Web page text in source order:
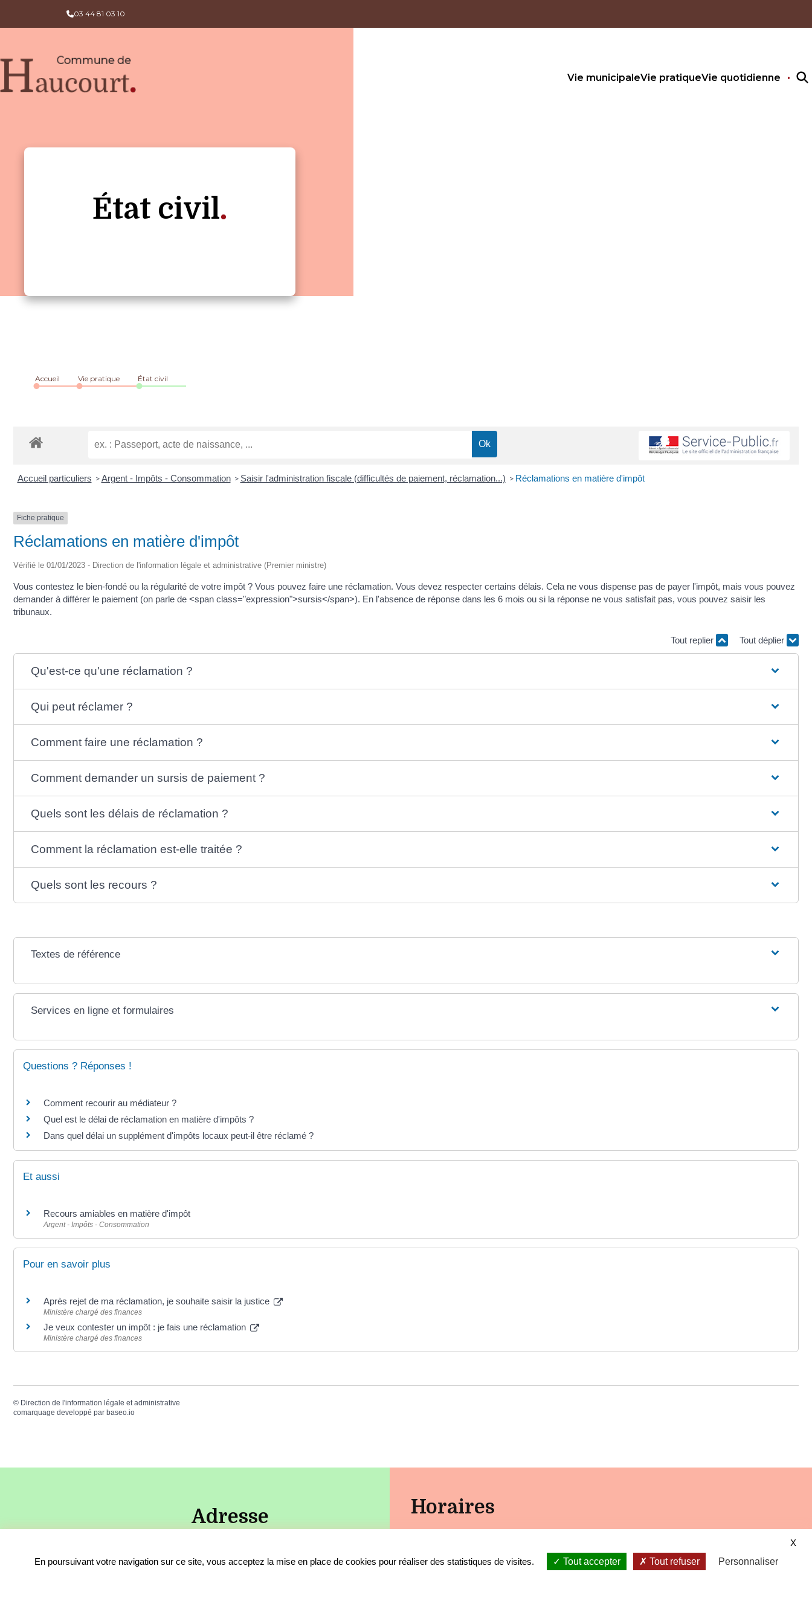
03 44 81 03 10
Vie municipaleVie pratiqueVie quotidienne
État civil
Accueil Vie pratique État civil
Accueil particuliers > Argent - Impôts - Consommation > Saisir l'administration fiscale (difficultés de paiement, réclamation...) > Réclamations en matière d'impôt
Fiche pratique
Réclamations en matière d'impôt
Vérifié le 01/01/2023 - Direction de l'information légale et administrative (Premier ministre)
Vous contestez le bien-fondé ou la régularité de votre impôt ? Vous pouvez faire une réclamation. Vous devez respecter certains délais. Cela ne vous dispense pas de payer l'impôt, mais vous pouvez
demander à différer le paiement (on parle de <span class="expression">sursis</span>). En l'absence de réponse dans les 6 mois ou si la réponse ne vous satisfait pas, vous pouvez saisir les
tribunaux.
Tout replier Tout déplier
Qu'est-ce qu'une réclamation ?
Qui peut réclamer ?
Comment faire une réclamation ?
Comment demander un sursis de paiement ?
Quels sont les délais de réclamation ?
Comment la réclamation est-elle traitée ?
Quels sont les recours ?
Textes de référence
Services en ligne et formulaires
Questions ? Réponses !
Comment recourir au médiateur ?
Quel est le délai de réclamation en matière d'impôts ?
Dans quel délai un supplément d'impôts locaux peut-il être réclamé ?
Et aussi
Recours amiables en matière d'impôt
Argent - Impôts - Consommation
Pour en savoir plus
Après rejet de ma réclamation, je souhaite saisir la justice
Ministère chargé des finances
Je veux contester un impôt : je fais une réclamation
Ministère chargé des finances
© Direction de l'information légale et administrative
comarquage developpé par baseo.io
Adresse
1 rue de la Mairie
Horaires
X
En poursuivant votre navigation sur ce site, vous acceptez la mise en place de cookies pour réaliser des statistiques de visites.
Tout accepter Tout refuser Personnaliser